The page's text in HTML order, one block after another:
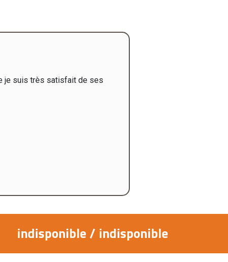
je suis très satisfait de ses
indisponible / indisponible